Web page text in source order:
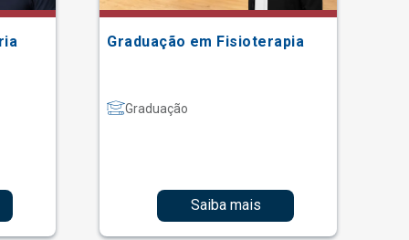
Graduação em Fisioterapia
Graduação
Saiba mais